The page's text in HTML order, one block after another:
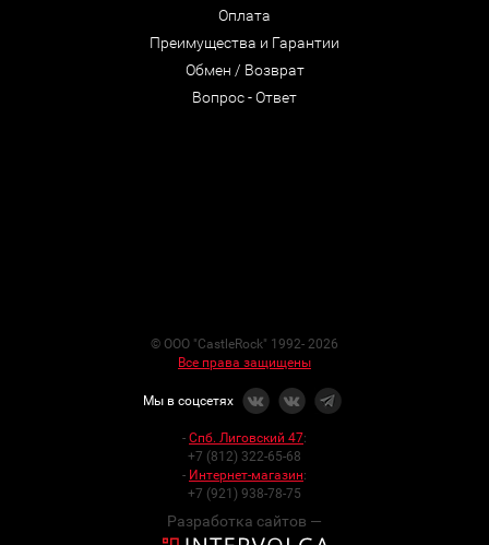
Оплата
Преимущества и Гарантии
Обмен / Возврат
Вопрос - Ответ
© ООО "CastleRock" 1992- 2026
Все права защищены
Мы в соцсетях
- Спб. Лиговский 47:
+7 (812) 322-65-68
- Интернет-магазин:
+7 (921) 938-78-75
Разработка сайтов —